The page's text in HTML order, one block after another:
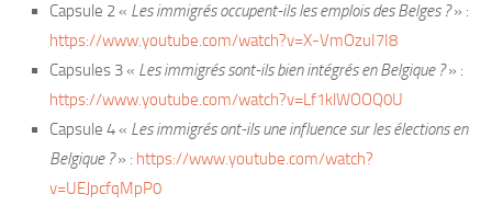
Capsule 2 « Les immigrés occupent-ils les emplois des Belges ?» :
https://www.youtube.com/watch?v=X-VmOzuI7I8
Capsules 3 « Les immigrés sont-ils bien intégrés en Belgique ?» :
https://www.youtube.com/watch?v=Lf1klWOOQ0U
Capsule 4 « Les immigrés ont-ils une influence sur les élections en
Belgique ?» : https://www.youtube.com/watch?
v=UEJpcfqMpP0